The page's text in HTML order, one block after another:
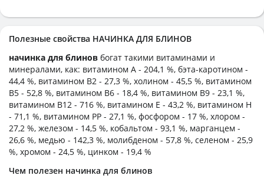
Полезные свойства НАЧИНКА ДЛЯ БЛИНОВ
начинка для блинов богат такими витаминами и
минералами, как: витамином А - 204,1 %, бэта-каротином -
44,4 %, витамином B2 - 27,3 %, холином - 45,5 %, витамином
B5 - 52,8 %, витамином B6 - 18,4 %, витамином B9 - 23,1 %,
витамином B12 - 716 %, витамином E - 43,2 %, витамином H
- 71,1 %, витамином PP - 27,1 %, фосфором - 17 %, хлором -
27,2 %, железом - 14,5 %, кобальтом - 93,1 %, марганцем -
26,6 %, медью - 142,3 %, молибденом - 57,8 %, селеном - 25,9
%, хромом - 24,5 %, цинком - 19,4 %
Чем полезен начинка для блинов